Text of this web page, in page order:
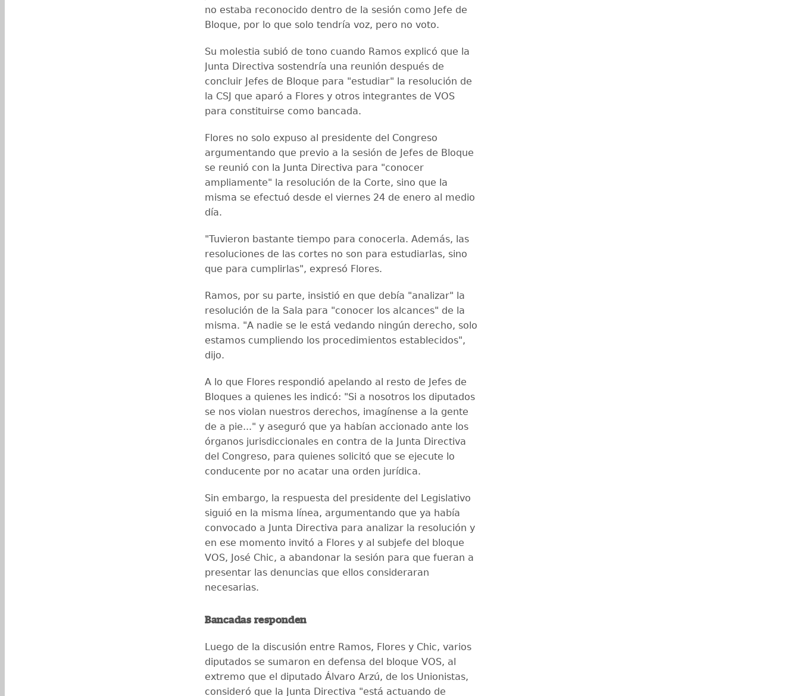
no estaba reconocido dentro de la sesión como Jefe de
Bloque, por lo que solo tendría voz, pero no voto.
Su molestia subió de tono cuando Ramos explicó que la
Junta Directiva sostendría una reunión después de
concluir Jefes de Bloque para "estudiar" la resolución de
la CSJ que aparó a Flores y otros integrantes de VOS
para constituirse como bancada.
Flores no solo expuso al presidente del Congreso
argumentando que previo a la sesión de Jefes de Bloque
se reunió con la Junta Directiva para "conocer
ampliamente" la resolución de la Corte, sino que la
misma se efectuó desde el viernes 24 de enero al medio
día.
"Tuvieron bastante tiempo para conocerla. Además, las
resoluciones de las cortes no son para estudiarlas, sino
que para cumplirlas", expresó Flores.
Ramos, por su parte, insistió en que debía "analizar" la
resolución de la Sala para "conocer los alcances" de la
misma. "A nadie se le está vedando ningún derecho, solo
estamos cumpliendo los procedimientos establecidos",
dijo.
A lo que Flores respondió apelando al resto de Jefes de
Bloques a quienes les indicó: "Si a nosotros los diputados
se nos violan nuestros derechos, imagínense a la gente
de a pie..." y aseguró que ya habían accionado ante los
órganos jurisdiccionales en contra de la Junta Directiva
del Congreso, para quienes solicitó que se ejecute lo
conducente por no acatar una orden jurídica.
Sin embargo, la respuesta del presidente del Legislativo
siguió en la misma línea, argumentando que ya había
convocado a Junta Directiva para analizar la resolución y
en ese momento invitó a Flores y al subjefe del bloque
VOS, José Chic, a abandonar la sesión para que fueran a
presentar las denuncias que ellos consideraran
necesarias.
Bancadas responden
Luego de la discusión entre Ramos, Flores y Chic, varios
diputados se sumaron en defensa del bloque VOS, al
extremo que el diputado Álvaro Arzú, de los Unionistas,
consideró que la Junta Directiva "está actuando de